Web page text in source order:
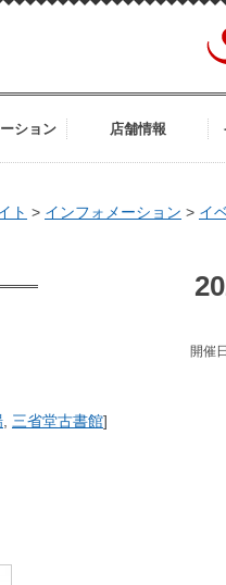
ション 店舗情報
ト > インフォメーション > イ
開催
三省堂古書館]